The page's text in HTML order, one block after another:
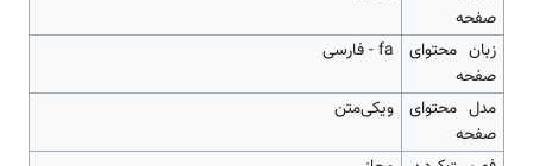
صفحه
زبان محتوای
صفحه
fa - فارسی
مدل محتوای
صفحه
ویکی‌متن